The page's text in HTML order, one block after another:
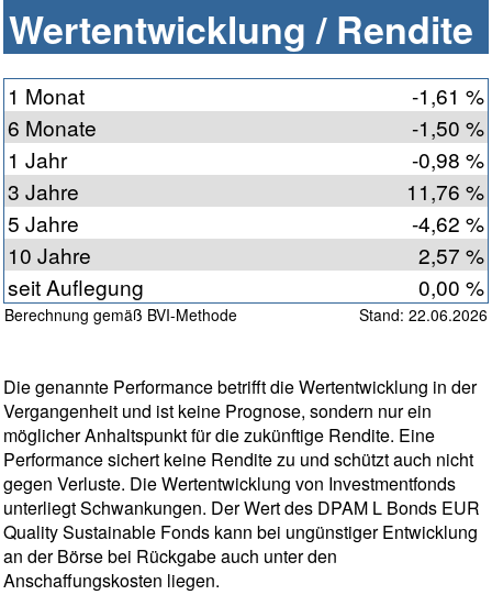
Wertentwicklung / Rendite
1 Monat
-1,61 %
6 Monate
-1,50 %
1 Jahr
-0,98 %
3 Jahre
11,76 %
5 Jahre
-4,62 %
10 Jahre
2,57 %
seit Auflegung
0,00 %
Berechnung gemäß BVI-Methode Stand: 22.06.2026
Die genannte Performance betrifft die Wertentwicklung in der
Vergangenheit und ist keine Prognose, sondern nur ein
möglicher Anhaltspunkt für die zukünftige Rendite. Eine
Performance sichert keine Rendite zu und schützt auch nicht
gegen Verluste. Die Wertentwicklung von Investmentfonds
unterliegt Schwankungen. Der Wert des DPAM L Bonds EUR
Quality Sustainable Fonds kann bei ungünstiger Entwicklung
an der Börse bei Rückgabe auch unter den
Anschaffungskosten liegen.